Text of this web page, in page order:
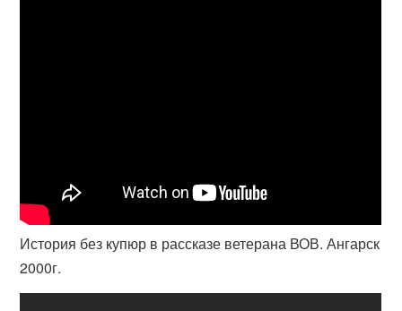
История без купюр в рассказе ветерана ВОВ. Ангарск
2000г.